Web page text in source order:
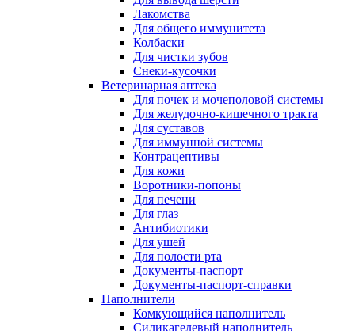
Лакомства
Для общего иммунитета
Колбаски
Для чистки зубов
Снеки-кусочки
Ветеринарная аптека
Для почек и мочеполовой системы
Для желудочно-кишечного тракта
Для суставов
Для иммунной системы
Контрацептивы
Для кожи
Воротники-попоны
Для печени
Для глаз
Антибиотики
Для ушей
Для полости рта
Документы-паспорт
Документы-паспорт-справки
Наполнители
Комкующийся наполнитель
Силикагелевый наполнитель